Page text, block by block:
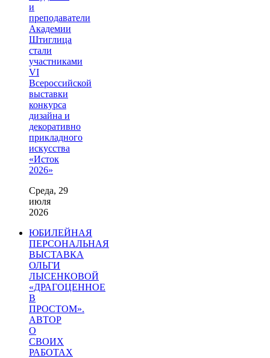
и
преподаватели
Академии
Штиглица
стали
участниками
VI
Всероссийской
выставки
конкурса
дизайна и
декоративно
прикладного
искусства
«Исток
2026»
Среда, 29
июля
2026
ЮБИЛЕЙНАЯ
ПЕРСОНАЛЬНАЯ
ВЫСТАВКА
ОЛЬГИ
ЛЫСЕНКОВОЙ
«ДРАГОЦЕННОЕ
В
ПРОСТОМ».
АВТОР
О
СВОИХ
РАБОТАХ